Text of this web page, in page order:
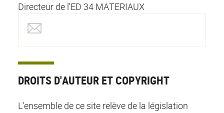
Directeur de l'ED 34 MATERIAUX
DROITS D'AUTEUR ET COPYRIGHT
L'ensemble de ce site relève de la législation